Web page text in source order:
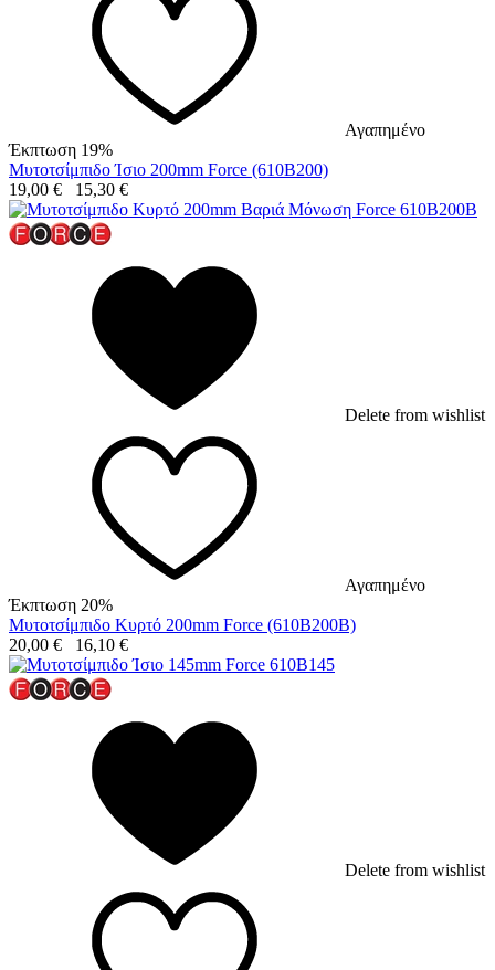
Αγαπημένο
Έκπτωση 19%
Μυτοτσίμπιδο Ίσιο 200mm Force (610B200)
19,00 € 15,30 €
Delete from wishlist
Αγαπημένο
Έκπτωση 20%
Μυτοτσίμπιδο Κυρτό 200mm Force (610B200B)
20,00 € 16,10 €
Delete from wishlist